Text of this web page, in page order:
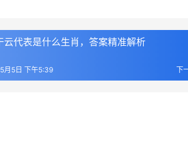
云代表是什么生肖，答案精准解析
下
月5日 下午5:39